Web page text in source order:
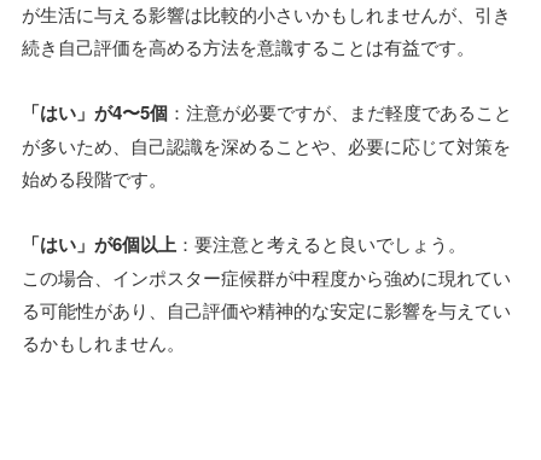
が生活に与える影響は比較的小さいかもしれませんが、引き
続き自己評価を高める方法を意識することは有益です。
「はい」が4〜5個 ：注意が必要ですが、まだ軽度であること
が多いため、自己認識を深めることや、必要に応じて対策を
始める段階です。
「はい」が6個以上 ：要注意と考えると良いでしょう。
この場合、インポスター症候群が中程度から強めに現れてい
る可能性があり、自己評価や精神的な安定に影響を与えてい
るかもしれません。